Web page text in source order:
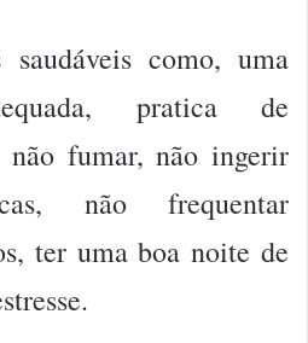
saudáveis como, uma
pratica de
não fumar, não ingerir
não frequentar
ter uma boa noite de